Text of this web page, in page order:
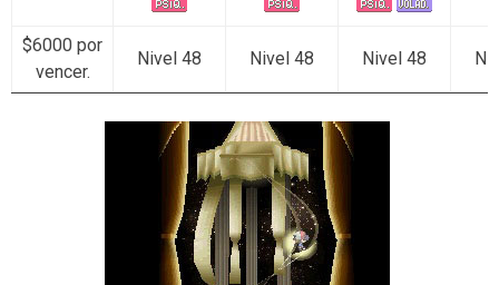
$6000 por
vencer.
Nivel 48 Nivel 48 Nivel 48